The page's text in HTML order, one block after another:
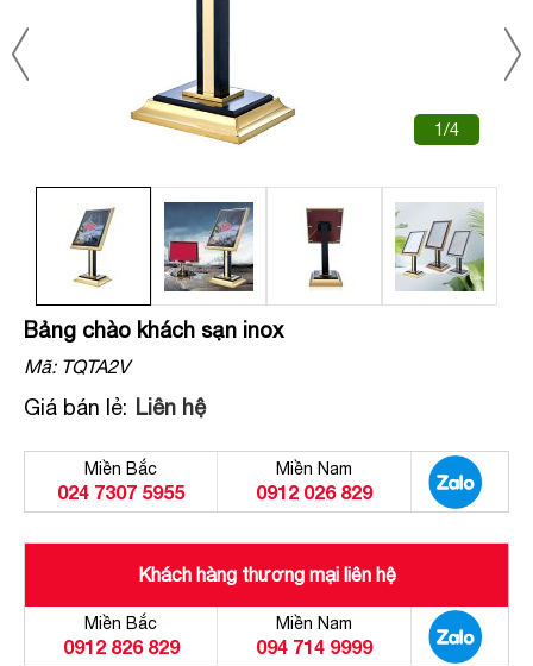
1/4
Bảng chào khách sạn inox
Mã:TQTA2V
Giá bán lẻ: Liên hệ
Miền Bắc
024 7307 5955
Miền Nam
0912 026 829
Khách hàng thương mại liên hệ
Miền Bắc
0912 826 829
Miền Nam
094 714 9999